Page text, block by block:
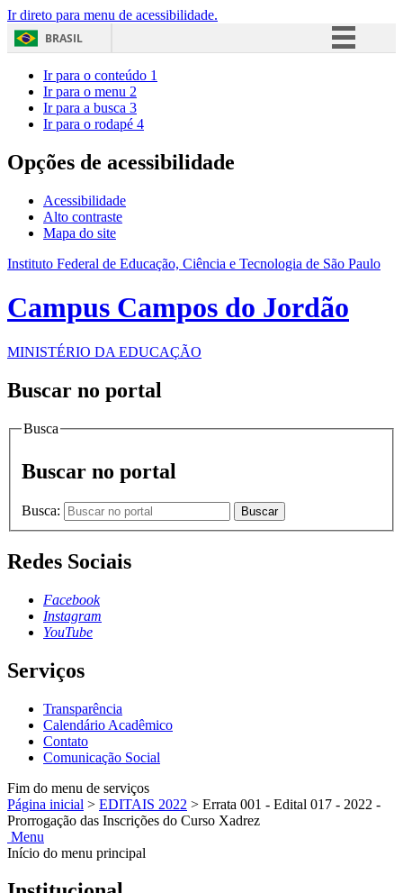
Ir direto para menu de acessibilidade.
BRASIL
Acesso à informação
Ir para o conteúdo 1
Ir para o menu 2
Ir para a busca 3
Ir para o rodapé 4
Opções de acessibilidade
Acessibilidade
Alto contraste
Mapa do site
Instituto Federal de Educação, Ciência e Tecnologia de São Paulo
Campus Campos do Jordão
MINISTÉRIO DA EDUCAÇÃO
Buscar no portal
Busca
Buscar no portal
Busca: Buscar
Redes Sociais
Facebook
Instagram
YouTube
Serviços
Transparência
Calendário Acadêmico
Contato
Comunicação Social
Fim do menu de serviços
Página inicial > EDITAIS 2022 > Errata 001 - Edital 017 - 2022 -
Prorrogação das Inscrições do Curso Xadrez
Menu
Início do menu principal